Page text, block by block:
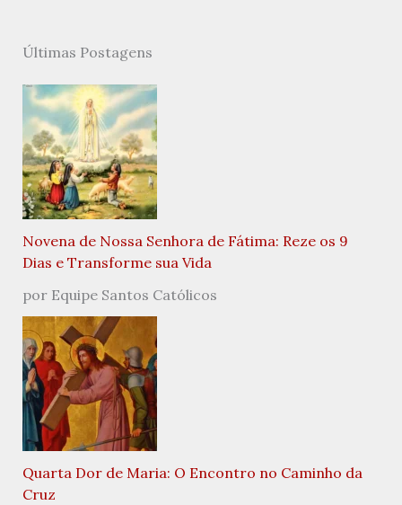
Últimas Postagens
Novena de Nossa Senhora de Fátima: Reze os 9
Dias e Transforme sua Vida
por Equipe Santos Católicos
Quarta Dor de Maria: O Encontro no Caminho da
Cruz